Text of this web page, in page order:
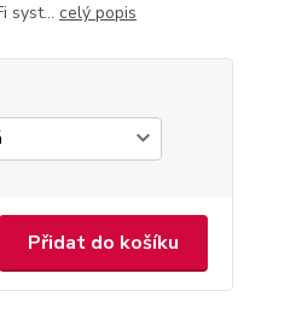
syst... celý popis
Přidat do košíku